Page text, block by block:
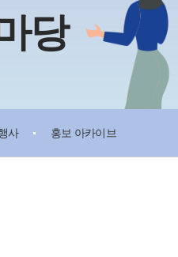
당
사 홍보 아카이브